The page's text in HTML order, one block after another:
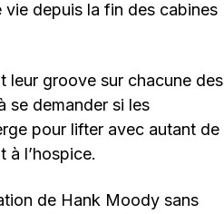
vie depuis la fin des cabines
leur groove sur chacune des
se demander si les
pour lifter avec autant de
à l’hospice.
de Hank Moody sans